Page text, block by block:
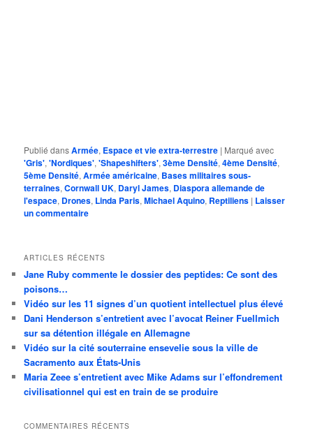
Publié dansArmée, Espace et vie extra-terrestre | Marqué avec
'Gris','Nordiques','Shapeshifters',3ème Densité,4ème Densité,
5ème Densité,Armée américaine, Bases militaires sous-
terraines,Cornwall UK, Daryl James, Diaspora allemande de
l'espace, Drones, Linda Paris,Michael Aquino, Reptiliens | Laisser
un commentaire
ARTICLES RÉCENTS
Jane Ruby commente le dossier des peptides: Ce sont des
poisons…
Vidéo sur les 11 signes d’un quotient intellectuel plus élevé
Dani Henderson s’entretient avec l’avocat Reiner Fuellmich
sur sa détention illégale en Allemagne
Vidéo sur la cité souterraine ensevelie sous la ville de
Sacramento aux États-Unis
Maria Zeee s’entretient avec Mike Adams sur l’effondrement
civilisationnel qui est en train de se produire
COMMENTAIRES RÉCENTS